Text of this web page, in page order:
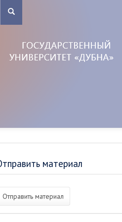
материал
Отправить материал